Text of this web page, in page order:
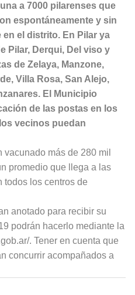
a 7000 pilarenses que
espontáneamente y sin
el distrito. En Pilar ya
Pilar, Derqui, Del viso y
de Zelaya, Manzone,
Villa Rosa, San Alejo,
El Municipio
de las postas en los
vecinos puedan
más de 280 mil
promedio que llega a las
todos los centros de
anotado para recibir su
podrán hacerlo mediante la
. Tener en cuenta que
concurrir acompañados a